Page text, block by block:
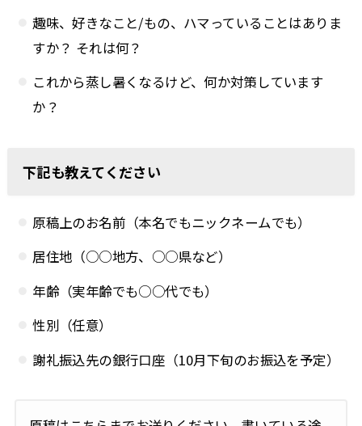
趣味、好きなこと/もの、ハマっていることはありま
すか？ それは何？
これから蒸し暑くなるけど、何か対策しています
か？
下記も教えてください
原稿上のお名前（本名でもニックネームでも）
居住地（○○地方、○○県など）
年齢（実年齢でも○○代でも）
性別（任意）
謝礼振込先の銀行口座（10月下旬のお振込を予定）